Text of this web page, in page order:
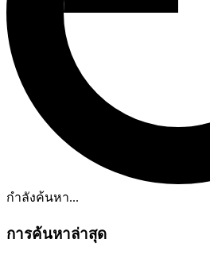
กำลังค้นหา...
การค้นหาล่าสุด